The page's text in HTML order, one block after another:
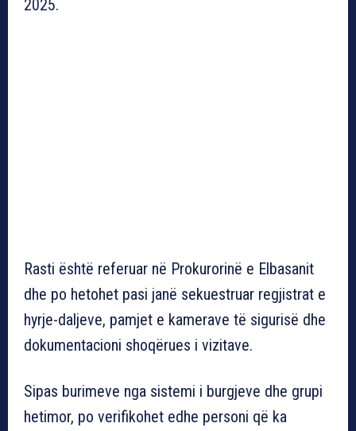
2025.
Rasti është referuar në Prokurorinë e Elbasanit
dhe po hetohet pasi janë sekuestruar regjistrat e
hyrje-daljeve, pamjet e kamerave të sigurisë dhe
dokumentacioni shoqërues i vizitave.
Sipas burimeve nga sistemi i burgjeve dhe grupi
hetimor, po verifikohet edhe personi që ka